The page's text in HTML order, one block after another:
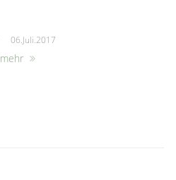
06.Juli.2017
mehr